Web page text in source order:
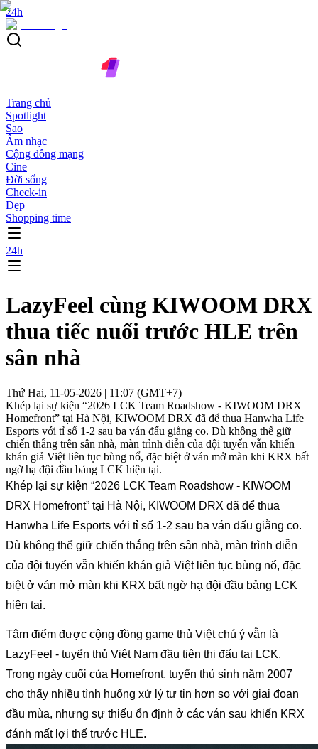
24h
Trang chủ
Spotlight
Sao
Âm nhạc
Cộng đồng mạng
Cine
Đời sống
Check-in
Đẹp
Shopping time
24h
LazyFeel cùng KIWOOM DRX
thua tiếc nuối trước HLE trên
sân nhà
Thứ Hai, 11-05-2026 | 11:07 (GMT+7)
Khép lại sự kiện “2026 LCK Team Roadshow - KIWOOM DRX
Homefront” tại Hà Nội, KIWOOM DRX đã để thua Hanwha Life
Esports với tỉ số 1-2 sau ba ván đấu giằng co. Dù không thể giữ
chiến thắng trên sân nhà, màn trình diễn của đội tuyển vẫn khiến
khán giả Việt liên tục bùng nổ, đặc biệt ở ván mở màn khi KRX bất
ngờ hạ đội đầu bảng LCK hiện tại.
Khép lại sự kiện “2026 LCK Team Roadshow - KIWOOM
DRX Homefront” tại Hà Nội, KIWOOM DRX đã để thua
Hanwha Life Esports với tỉ số 1-2 sau ba ván đấu giằng co.
Dù không thể giữ chiến thắng trên sân nhà, màn trình diễn
của đội tuyển vẫn khiến khán giả Việt liên tục bùng nổ, đặc
biệt ở ván mở màn khi KRX bất ngờ hạ đội đầu bảng LCK
hiện tại.
Tâm điểm được cộng đồng game thủ Việt chú ý vẫn là
LazyFeel - tuyển thủ Việt Nam đầu tiên thi đấu tại LCK.
Trong ngày cuối của Homefront, tuyển thủ sinh năm 2007
cho thấy nhiều tình huống xử lý tự tin hơn so với giai đoạn
đầu mùa, nhưng sự thiếu ổn định ở các ván sau khiến KRX
đánh mất lợi thế trước HLE.